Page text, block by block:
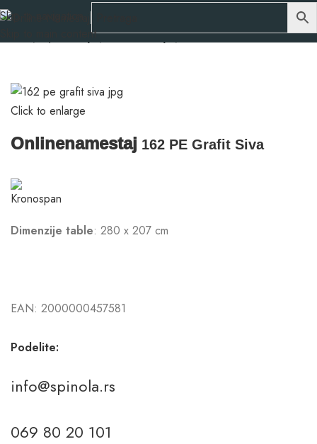
Skip to navigation
Skip to main content
Repromaterijali Pločasti materijali Univer
Click to enlarge
Onlinenamestaj 162 PE Grafit Siva
Dimenzije table: 280 x 207 cm
EAN: 2000000457581
Podelite:
info@spinola.rs
069 80 20 101